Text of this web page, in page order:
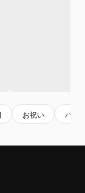
お祝い ハッ